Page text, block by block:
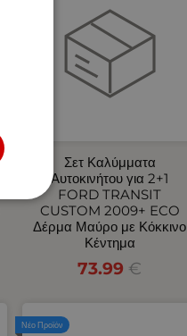
Σετ Καλύμματα
Αυτοκινήτου για 2+1
FORD TRANSIT
CUSTOM 2009+ ECO
Δέρμα Μαύρο με Κόκκινο
Κέντημα
73.99 €
Νέο Προϊόν